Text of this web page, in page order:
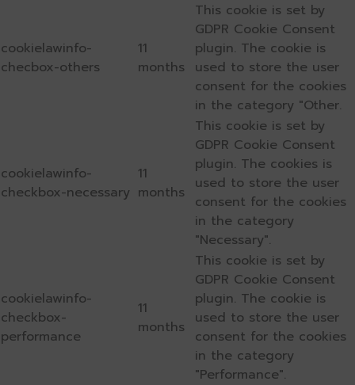
cookielawinfo-
checbox-others
11
months
This cookie is set by
GDPR Cookie Consent
plugin. The cookie is
used to store the user
consent for the cookies
in the category "Other.
cookielawinfo-
checkbox-necessary
11
months
This cookie is set by
GDPR Cookie Consent
plugin. The cookies is
used to store the user
consent for the cookies
in the category
"Necessary".
cookielawinfo-
checkbox-
performance
11
months
This cookie is set by
GDPR Cookie Consent
plugin. The cookie is
used to store the user
consent for the cookies
in the category
"Performance".